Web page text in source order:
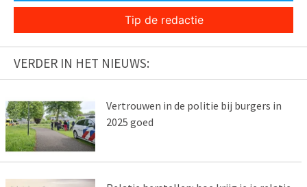
Tip de redactie
VERDER IN HET NIEUWS:
Vertrouwen in de politie bij burgers in
2025 goed